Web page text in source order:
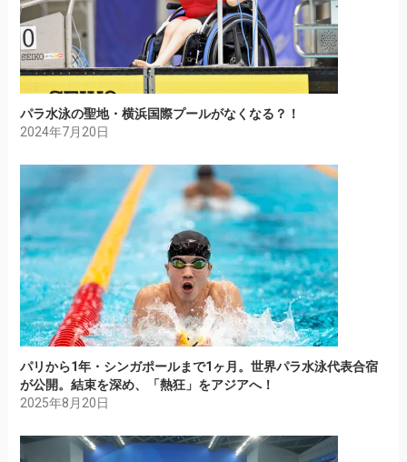
パラ水泳の聖地・横浜国際プールがなくなる？！
2024年7月20日
パリから1年・シンガポールまで1ヶ月。世界パラ水泳代表合宿
が公開。結束を深め、「熱狂」をアジアへ！
2025年8月20日